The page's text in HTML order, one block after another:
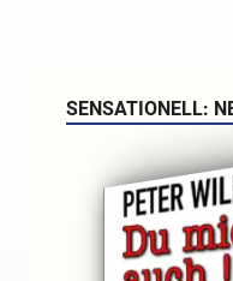
SENSATIONELL: